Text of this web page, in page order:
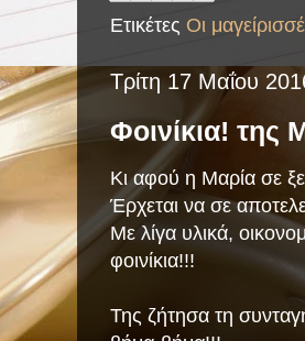
Ετικέτες Οι
Τρίτη 17 Μαΐου
Φοινίκια! της
Κι αφού η Μαρία σε
Έρχεται να σε
Με λίγα υλικά,
φοινίκια!!!
Της ζήτησα τη